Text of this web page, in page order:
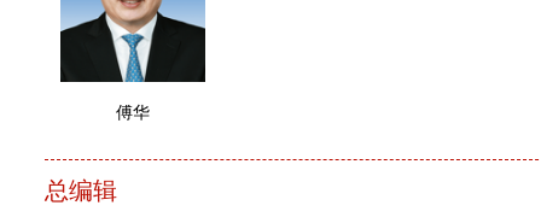
傅华
总编辑